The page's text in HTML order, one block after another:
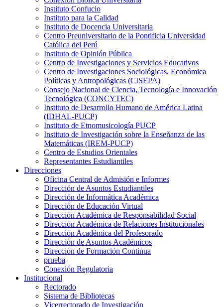
Instituto Confucio
Instituto para la Calidad
Instituto de Docencia Universitaria
Centro Preuniversitario de la Pontificia Universidad
Católica del Perú
Instituto de Opinión Pública
Centro de Investigaciones y Servicios Educativos
Centro de Investigaciones Sociológicas, Económica
Políticas y Antropológicas (CISEPA)
Consejo Nacional de Ciencia, Tecnología e Innovación
Tecnológica (CONCYTEC)
Instituto de Desarrollo Humano de América Latina
(IDHAL-PUCP)
Instituto de Etnomusicología PUCP
Instituto de Investigación sobre la Enseñanza de las
Matemáticas (IREM-PUCP)
Centro de Estudios Orientales
Representantes Estudiantiles
Direcciones
Oficina Central de Admisión e Informes
Dirección de Asuntos Estudiantiles
Dirección de Informática Académica
Dirección de Educación Virtual
Dirección Académica de Responsabilidad Social
Dirección Académica de Relaciones Institucionales
Dirección Académica del Profesorado
Dirección de Asuntos Académicos
Dirección de Formación Continua
prueba
Conexión Regulatoria
Institucional
Rectorado
Sistema de Bibliotecas
Vicerrectorado de Investigación